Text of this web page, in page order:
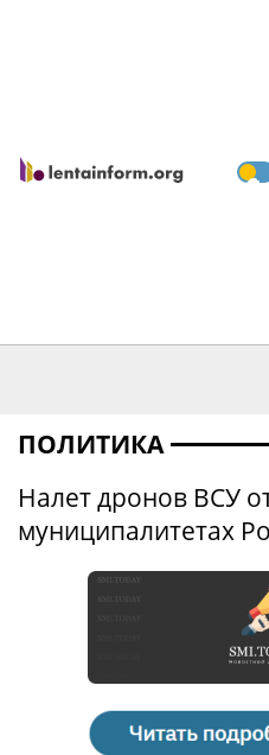
ПОЛИТИКА
Налет дронов ВСУ
муниципалитетах